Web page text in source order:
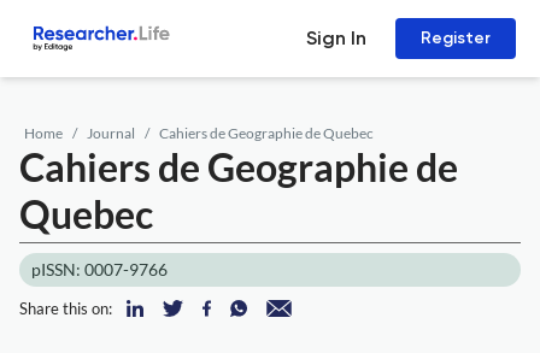
Sign In Register
Home Journal Cahiers de Geographie de Quebec
Cahiers de Geographie de
Quebec
pISSN: 0007-9766
Share this on: